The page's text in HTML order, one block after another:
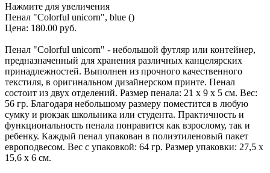
Нажмите для увеличения
Пенал "Colorful unicorn", blue ()
Цена: 180.00 руб.
Пенал "Colorful unicorn" - небольшой футляр или контейнер,
предназначенный для хранения различных канцелярских
принадлежностей. Выполнен из прочного качественного
текстиля, в оригинальном дизайнерском принте. Пенал
состоит из двух отделений. Размер пенала: 21 х 9 х 5 см. Вес:
56 гр. Благодаря небольшому размеру поместится в любую
сумку и рюкзак школьника или студента. Практичность и
функциональность пенала понравится как взрослому, так и
ребенку. Каждый пенал упакован в полиэтиленовый пакет
европодвесом. Вес с упаковкой: 64 гр. Размер упаковки: 27,5 х
15,6 х 6 см.